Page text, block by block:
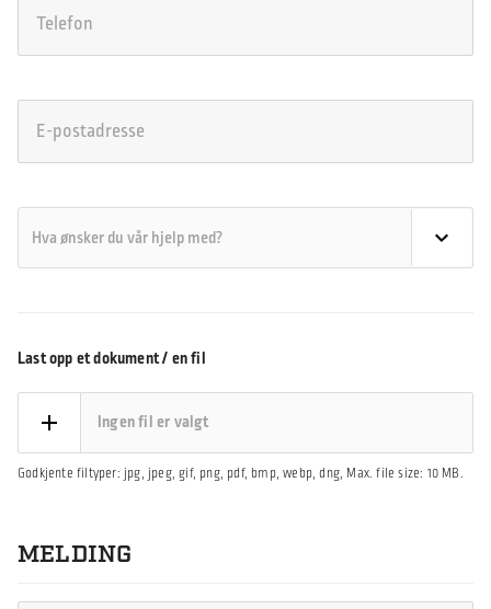
Last opp et dokument / en fil
Ingen fil er valgt
Godkjente filtyper: jpg, jpeg, gif, png, pdf, bmp, webp, dng, Max. file size: 10 MB.
MELDING